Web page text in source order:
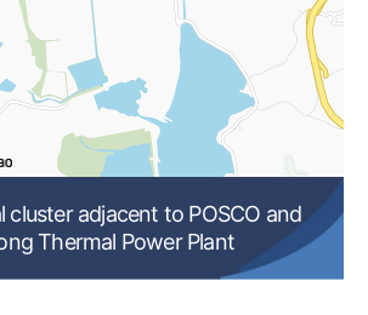
cluster adjacent to POSCO and
Thermal Power Plant